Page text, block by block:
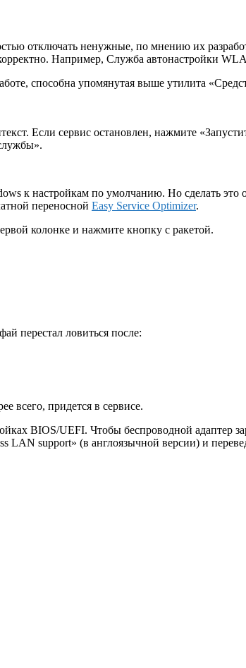
отключать ненужные, по мнению их
Например, Служба автонастройки
способна упомянутая выше утилита
Если сервис остановлен, нажмите
к настройкам по умолчанию. Но сделать это
переносной Easy Service Optimizer.
колонке и нажмите кнопку с ракетой.
перестал ловиться после:
всего, придется в сервисе.
BIOS/UEFI. Чтобы беспроводной адаптер
support» (в англоязычной версии) и